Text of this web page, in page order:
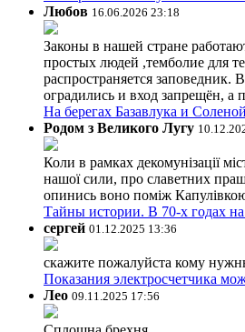
Любов 16.06.2026 23:18
Законы в нашей стране
простых людей ,темболие для
распространяется
оградились и вход запрещён, а
На берегах Базавлука и
Родом з Великого Лугу
Коли в рамках декомунізації
нашої сили, про славетних
опинись воно поміж
Тайны истории. В 70-х годах
сергей 01.12.2025 13:36
скажите пожалуйста кому
Показания электросчетчика
Лео 09.11.2025 17:56